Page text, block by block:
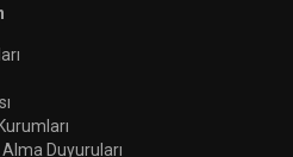
Duyuruları